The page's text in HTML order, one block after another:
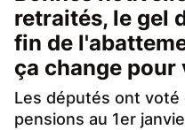
retraités, le gel
fin de
ça change pour
Les députés ont voté
pensions au 1er